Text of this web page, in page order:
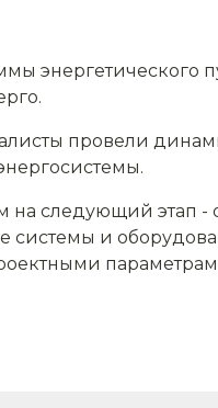
энергетического
провели
на следующий этап
системы и